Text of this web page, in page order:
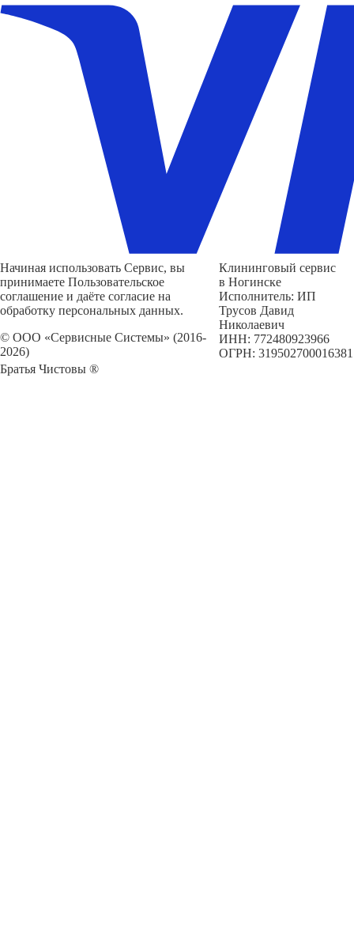
Начиная использовать Сервис, вы
принимаете Пользовательское
соглашение и даёте согласие на
обработку персональных данных.
© ООО «Сервисные Системы» (2016-
2026)
Братья Чистовы ®
Клининговый сервис
в Ногинске
Исполнитель: ИП
Трусов Давид
Николаевич
ИНН: 772480923966
ОГРН: 319502700016381